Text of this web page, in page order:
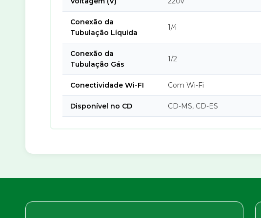
Conexão da
Tubulação Líquida
1/4
Conexão da
Tubulação Gás
1/2
Conectividade Wi-FI Com Wi-Fi
Disponível no CD CD-MS, CD-ES